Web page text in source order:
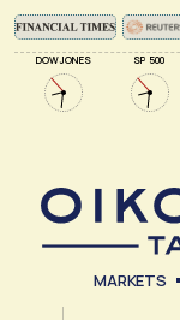
DOW JONES SP 500
MARKETS